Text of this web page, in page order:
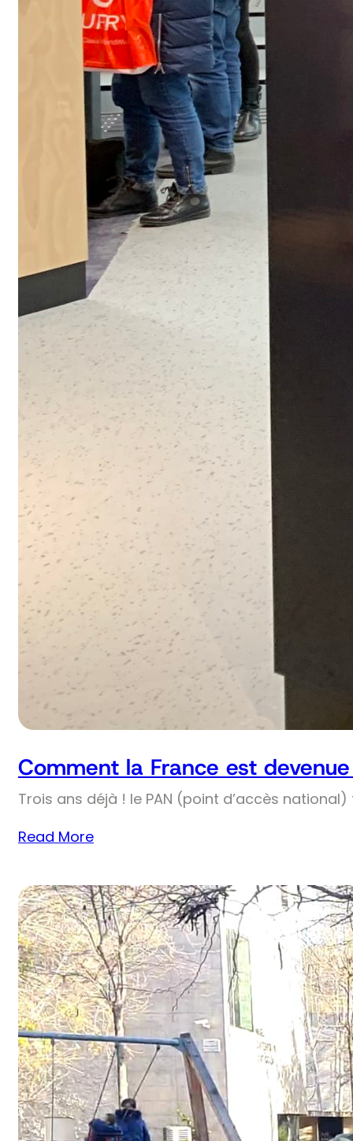
Comment la France est
Trois ans déjà ! le PAN (point d’accès
Read More